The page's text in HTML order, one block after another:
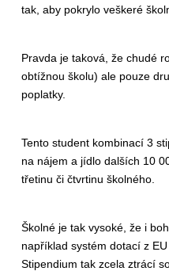
tak, aby pokrylo veškeré
Pravda je taková, že chudé
obtížnou školu) ale pouze
poplatky.
Tento student kombinací 3
na nájem a jídlo dalších 10
třetinu či čtvrtinu školného.
Školné je tak vysoké, že i
například systém dotací z
Stipendium tak zcela ztrácí